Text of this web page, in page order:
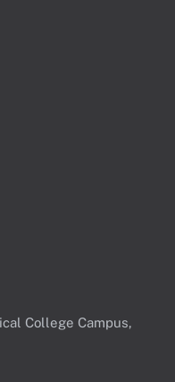
College Campus,